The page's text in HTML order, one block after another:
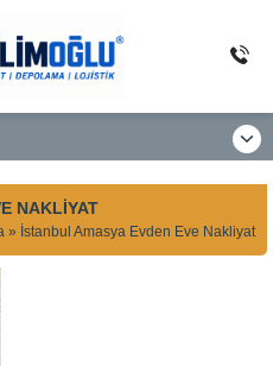
NAKLIYAT
» İstanbul Amasya Evden Eve Nakliyat